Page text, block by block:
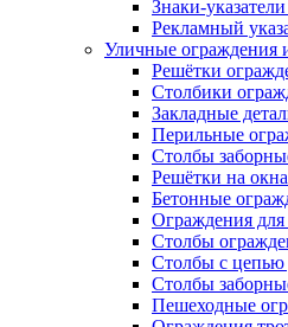
Знаки-
Рекламный
Уличные ограждения
Решётки
Столбики
Закладные
Перильные
Столбы
Решётки на
Бетонные
Ограждения для
Столбы
Столбы с цепью
Столбы
Пешеходные